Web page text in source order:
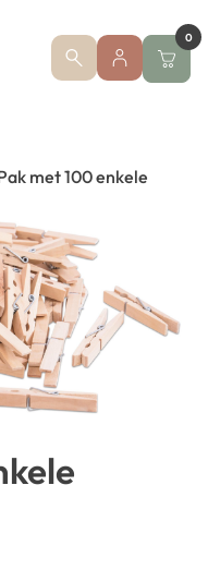
0
met 100 enkele